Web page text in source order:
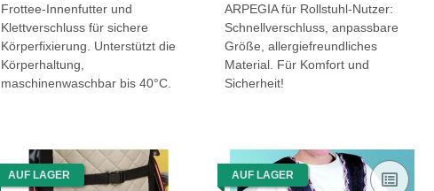
Frottee-Innenfutter und
Klettverschluss für sichere
Körperfixierung. Unterstützt die
Körperhaltung,
maschinenwaschbar bis 40°C.
ARPEGIA für Rollstuhl-Nutzer:
Schnellverschluss, anpassbare
Größe, allergiefreundliches
Material. Für Komfort und
Sicherheit!
AUF LAGER AUF LAGER